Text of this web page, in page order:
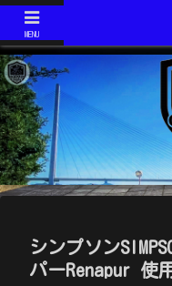
ジムニーJIMNY JA11V改
シンプソン
パーRenapur 使用
MENU